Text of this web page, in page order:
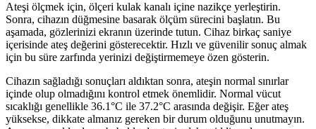
Ateşi ölçmek için, ölçeri kulak kanalı içine nazikçe yerleştirin.
Sonra, cihazın düğmesine basarak ölçüm sürecini başlatın. Bu
aşamada, gözlerinizi ekranın üzerinde tutun. Cihaz birkaç saniye
içerisinde ateş değerini gösterecektir. Hızlı ve güvenilir sonuç almak
için bu süre zarfında yerinizi değiştirmemeye özen gösterin.
Cihazın sağladığı sonuçları aldıktan sonra, ateşin normal sınırlar
içinde olup olmadığını kontrol etmek önemlidir. Normal vücut
sıcaklığı genellikle 36.1°C ile 37.2°C arasında değişir. Eğer ateş
yüksekse, dikkate almanız gereken bir durum olduğunu unutmayın.